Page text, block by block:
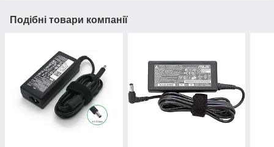
Подібні товари компанії